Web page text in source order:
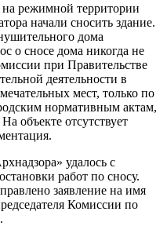
на режимной территории
начали сносить здание.
дома
о сносе дома никогда не
при Правительстве
деятельности в
мест, только по
нормативным актам,
объекте отсутствует
надзора» удалось с
работ по сносу.
заявление на имя
Комиссии по